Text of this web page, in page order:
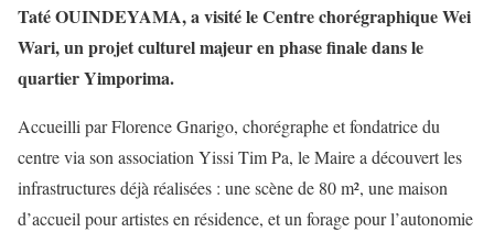
Taté OUINDEYAMA, a visité le Centre chorégraphique Wei
Wari, un projet culturel majeur en phase finale dans le
quartier Yimporima.
Accueilli par Florence Gnarigo, chorégraphe et fondatrice du
centre via son association Yissi Tim Pa, le Maire a découvert les
infrastructures déjà réalisées : une scène de 80 m², une maison
d’accueil pour artistes en résidence, et un forage pour l’autonomie